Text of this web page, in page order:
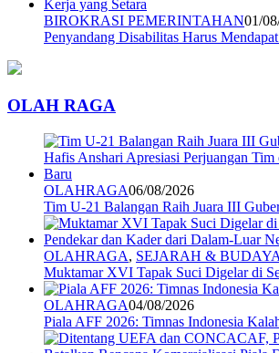
BIROKRASI PEMERINTAHAN01/
Penyandang Disabilitas Harus
OLAH RAGA
OLAHRAGA06/08/2026
Tim U-21 Balangan Raih Juara III
OLAHRAGA, SEJARAH & BUDAYA
Muktamar XVI Tapak Suci Digelar di
OLAHRAGA04/08/2026
Piala AFF 2026: Timnas Indonesia